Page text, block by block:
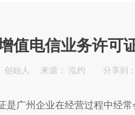
值电信业务许可
创始人 来源： 泓灼 分享到：
是广州企业在经营过程中经